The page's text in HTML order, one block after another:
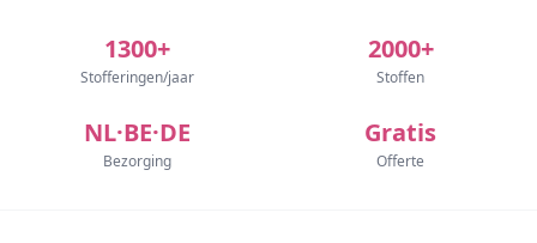
1300+
Stofferingen/jaar
2000+
Stoffen
NL·BE·DE
Bezorging
Gratis
Offerte